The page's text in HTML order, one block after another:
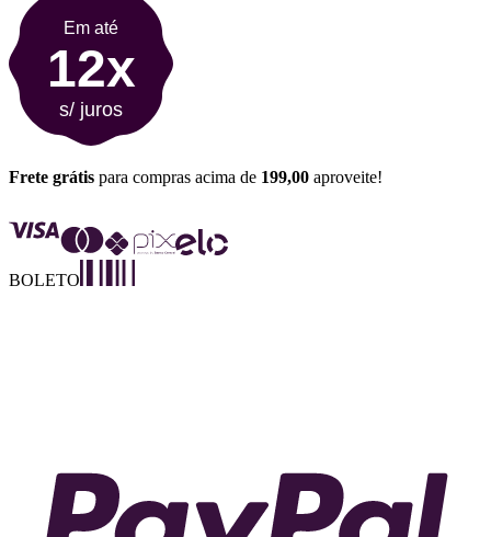
Em até
12x
s/ juros
Frete grátis para compras acima de 199,00 aproveite!
BOLETO